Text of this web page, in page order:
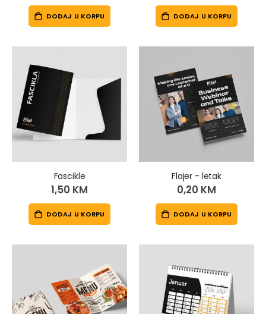
DODAJ U KORPU DODAJ U KORPU
Fascikle
1,50 KM
DODAJ U KORPU
Flajer - letak
0,20 KM
DODAJ U KORPU